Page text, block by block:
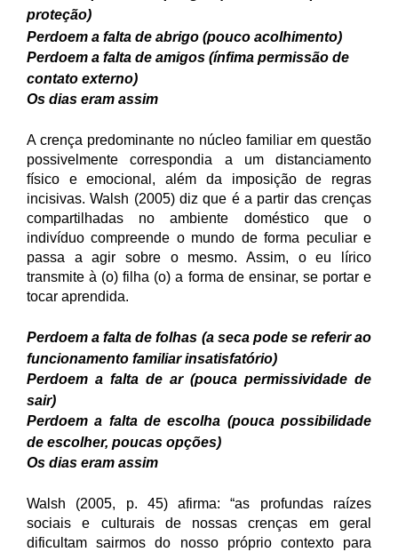
proteção)
Perdoem a falta de abrigo (pouco acolhimento)
Perdoem a falta de amigos (ínfima permissão de
contato externo)
Os dias eram assim
A crença predominante no núcleo familiar em questão
possivelmente correspondia a um distanciamento
físico e emocional, além da imposição de regras
incisivas. Walsh (2005) diz que é a partir das crenças
compartilhadas no ambiente doméstico que o
indivíduo compreende o mundo de forma peculiar e
passa a agir sobre o mesmo. Assim, o eu lírico
transmite à (o) filha (o) a forma de ensinar, se portar e
tocar aprendida.
Perdoem a falta de folhas (a seca pode se referir ao
funcionamento familiar insatisfatório)
Perdoem a falta de ar (pouca permissividade de
sair)
Perdoem a falta de escolha (pouca possibilidade
de escolher, poucas opções)
Os dias eram assim
Walsh (2005, p. 45) afirma: “as profundas raízes
sociais e culturais de nossas crenças em geral
dificultam sairmos do nosso próprio contexto para